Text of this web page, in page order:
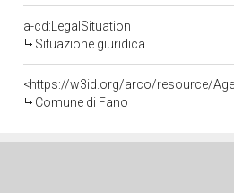
a-cd:LegalSituation
Situazione giuridica
<https://w3id.org/arco/resource/
Comune di Fano